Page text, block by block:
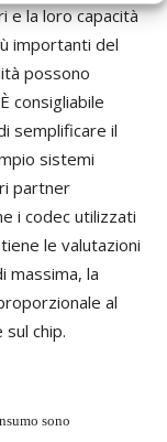
e la loro capacità
importanti del
possono
consigliabile
semplificare il
sistemi
partner
i codec utilizzati
le valutazioni
massima, la
al
chip.
sono